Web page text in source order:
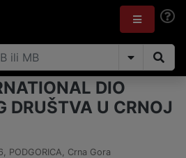
DIO
DRUŠTVA U CRNOJ
, PODGORICA, Crna Gora